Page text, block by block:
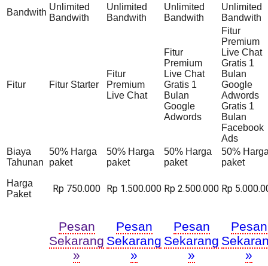
Bandwith
Unlimited
Bandwith
Unlimited
Bandwith
Unlimited
Bandwith
Unlimited
Bandwith
Fitur Fitur Starter
Fitur
Premium
Live Chat
Fitur
Premium
Live Chat
Gratis 1
Bulan
Google
Adwords
Fitur
Premium
Live Chat
Gratis 1
Bulan
Google
Adwords
Gratis 1
Bulan
Facebook
Ads
Biaya
Tahunan
50% Harga
paket
50% Harga
paket
50% Harga
paket
50%
paket
Harga
Paket
Rp 750.000 Rp 1.500.000 Rp 2.500.000 Rp
Pesan
Sekarang
»
Pesan
Sekarang
»
Pesan
Sekarang
»
Pesan
»